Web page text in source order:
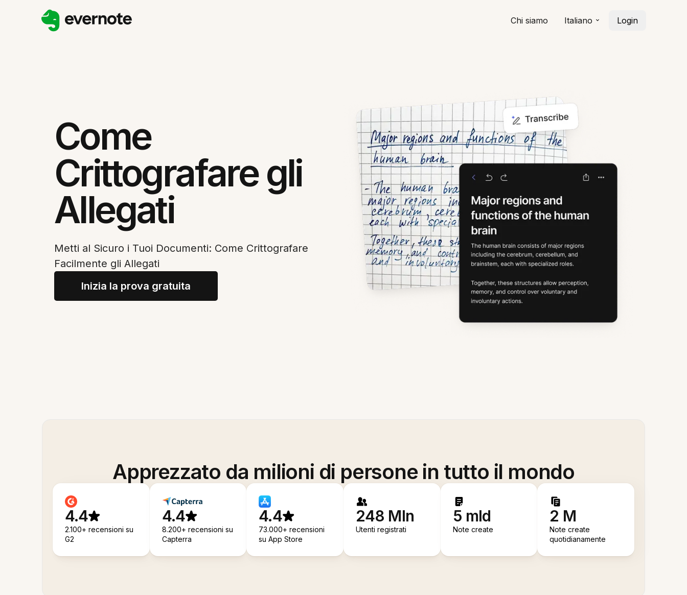
Chi siamo Italiano Login
Come
Crittografare gli
Allegati
Metti al Sicuro i Tuoi Documenti: Come Crittografare
Facilmente gli Allegati
Inizia la prova gratuita
Apprezzato da milioni di persone in tutto il mondo
4.4
2.100+ recensioni su
G2
4.4
8.200+ recensioni su
Capterra
4.4
73.000+ recensioni
su App Store
248 Mln
Utenti registrati
5 mld
Note create
2 M
Note create
quotidianamente